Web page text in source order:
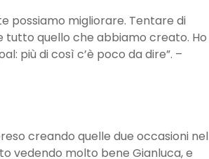
possiamo migliorare. Tentare di
quello che abbiamo creato. Ho
più di così c’è poco da dire”. –
creando quelle due occasioni nel
vedendo molto bene Gianluca, e